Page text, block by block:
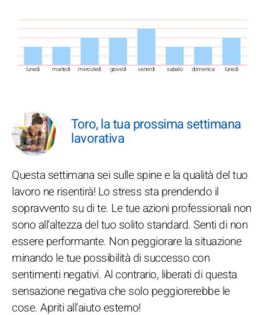
lunedì martedì mercoledì giovedì venerdì sabato domenica lunedì
Toro, la tua prossima settimana
lavorativa
Questa settimana sei sulle spine e la qualità del tuo
lavoro ne risentirà! Lo stress sta prendendo il
sopravvento su di te. Le tue azioni professionali non
sono all'altezza del tuo solito standard. Senti di non
essere performante. Non peggiorare la situazione
minando le tue possibilità di successo con
sentimenti negativi. Al contrario, liberati di questa
sensazione negativa che solo peggiorerebbe le
cose. Apriti all'aiuto esterno!